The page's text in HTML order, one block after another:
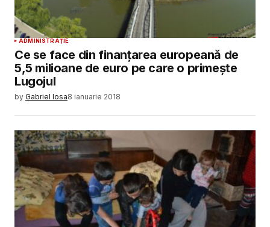
ADMINISTRAȚIE
Ce se face din finanţarea europeană de
5,5 milioane de euro pe care o primeşte
Lugojul
by Gabriel Iosa8 ianuarie 2018